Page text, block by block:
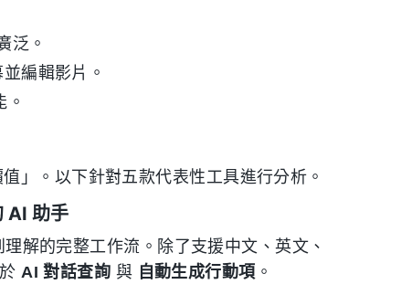
泛。
編輯影片。
」。以下針對五款代表性工具進行分析。
AI 助手
解的完整工作流。除了支援中文、英文、
於AI 對話查詢 與 自動生成行動項 。